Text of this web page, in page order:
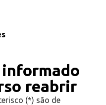
reabrir
(*) são de